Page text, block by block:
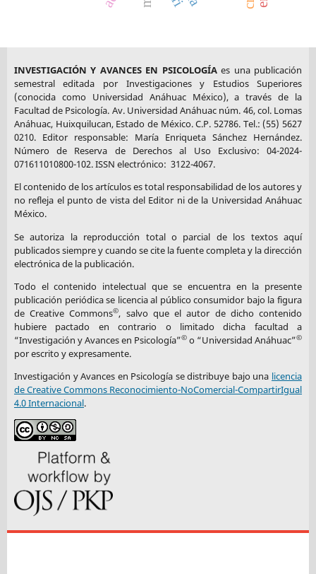
INVESTIGACIÓN Y AVANCES EN PSICOLOGÍAes una publicación
semestral editada por Investigaciones y Estudios Superiores
(conocida como Universidad Anáhuac México), a través de la
Facultad de Psicología. Av. Universidad Anáhuac núm. 46, col. Lomas
Anáhuac, Huixquilucan, Estado de México. C.P. 52786. Tel.: (55) 5627
0210. Editor responsable: María Enriqueta Sánchez Hernández.
Número de Reserva de Derechos al Uso Exclusivo: 04-2024-
071611010800-102. ISSN electrónico: 3122-4067.
El contenido de los artículos es total responsabilidad de los autores y
no refleja el punto de vista del Editor ni de la Universidad Anáhuac
México.
Se autoriza la reproducción total o parcial de los textos aquí
publicados siempre y cuando se cite la fuente completa y la dirección
electrónica de la publicación.
Todo el contenido intelectual que se encuentra en la presente
publicación periódica se licencia al público consumidor bajo la figura
de Creative Commons©, salvo que el autor de dicho contenido
hubiere pactado en contrario o limitado dicha facultad a
“Investigación y Avances en Psicología”© o “Universidad Anáhuac”©
por escrito y expresamente.
Investigación y Avances en Psicología se distribuye bajo una licencia
de Creative Commons Reconocimiento-NoComercial-CompartirIgual
4.0 Internacional.